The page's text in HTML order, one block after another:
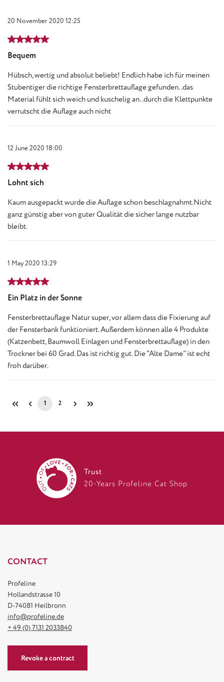
20 November 2020 12:25
Review with rating of 5 out of 5 stars
Bequem
Hübsch, wertig und absolut beliebt! Endlich habe ich für meinen
Stubentiger die richtige Fensterbrettauflage gefunden..das
Material fühlt sich weich und kuschelig an..durch die Klettpunkte
verrutscht die Auflage auch nicht
12 June 2020 18:00
Review with rating of 5 out of 5 stars
Lohnt sich
Kaum ausgepackt wurde die Auflage schon beschlagnahmt.Nicht
ganz günstig aber von guter Qualität die sicher lange nutzbar
bleibt.
1 May 2020 13:29
Review with rating of 5 out of 5 stars
Ein Platz in der Sonne
Fensterbrettauflage Natur super, vor allem dass die Fixierung auf
der Fensterbank funktioniert. Außerdem können alle 4 Produkte
(Katzenbett, Baumwoll Einlagen und Fensterbrettauflage) in den
Trockner bei 60 Grad. Das ist richtig gut. Die "Alte Dame" ist echt
froh darüber.
Page
1 Page
2
Trust
20-Years Profeline Cat Shop
CONTACT
Profeline
Hollandstrasse 10
D-74081 Heilbronn
info@profeline.de
+ 49 (0) 7131 2033840
Revoke a contract